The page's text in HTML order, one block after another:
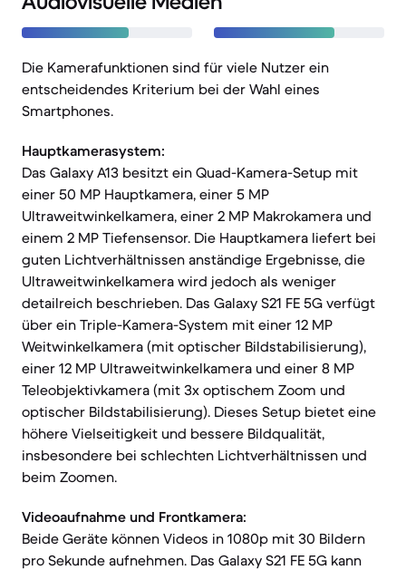
Die Kamerafunktionen sind für viele Nutzer ein
entscheidendes Kriterium bei der Wahl eines
Smartphones.
Hauptkamerasystem:
Das Galaxy A13 besitzt ein Quad-Kamera-Setup mit
einer 50 MP Hauptkamera, einer 5 MP
Ultraweitwinkelkamera, einer 2 MP Makrokamera und
einem 2 MP Tiefensensor. Die Hauptkamera liefert bei
guten Lichtverhältnissen anständige Ergebnisse, die
Ultraweitwinkelkamera wird jedoch als weniger
detailreich beschrieben. Das Galaxy S21 FE 5G verfügt
über ein Triple-Kamera-System mit einer 12 MP
Weitwinkelkamera (mit optischer Bildstabilisierung),
einer 12 MP Ultraweitwinkelkamera und einer 8 MP
Teleobjektivkamera (mit 3x optischem Zoom und
optischer Bildstabilisierung). Dieses Setup bietet eine
höhere Vielseitigkeit und bessere Bildqualität,
insbesondere bei schlechten Lichtverhältnissen und
beim Zoomen.
Videoaufnahme und Frontkamera:
Beide Geräte können Videos in 1080p mit 30 Bildern
pro Sekunde aufnehmen. Das Galaxy S21 FE 5G kann